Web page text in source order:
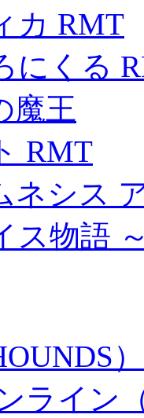
カ RMT
にくる
魔王
RMT
ネシス
ス物語
ライン